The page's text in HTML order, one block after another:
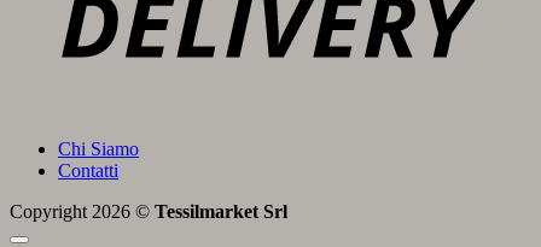
Chi Siamo
Contatti
Copyright 2026 © Tessilmarket Srl